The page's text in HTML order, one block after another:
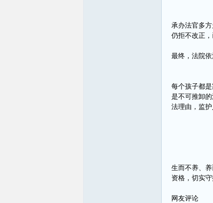
承办法官多
仍拒不改正，
最终，法院
每个孩子都
是不可推卸
法理由，监
生而不养、
资格，切实
网友评论